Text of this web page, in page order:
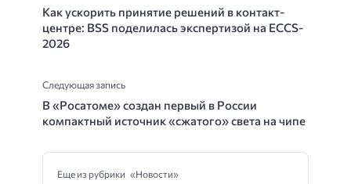
Как ускорить принятие решений в контакт-
центре: BSS поделилась экспертизой на ECCS-
2026
Следующая запись
В «Росатоме» создан первый в России
компактный источник «сжатого» света на чипе
Еще из рубрики «Новости»